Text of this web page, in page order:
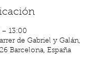
– 13:00
de Gabriel y Galán,
Barcelona, España